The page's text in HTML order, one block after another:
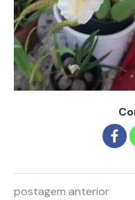
postagem anterior